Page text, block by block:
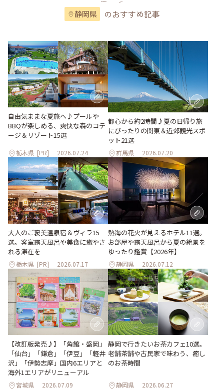
静岡県 のおすすめ記事
自由気ままな夏旅へ♪プールや
BBQが楽しめる、爽快な森のコテ
ージ＆リゾート15選
栃木県 [PR] 2026.07.24
都心から約2時間♪夏の日帰り旅
にぴったりの関東＆近郊観光スポ
ット21選
群馬県 2026.07.20
大人のご褒美温泉宿＆ヴィラ15
選。客室露天風呂や美食に癒やさ
れる滞在を
栃木県 [PR] 2026.07.17
熱海の花火が見えるホテル11選。
お部屋や露天風呂から夏の絶景を
ゆったり鑑賞【2026年】
静岡県 2026.07.12
【改訂版発売♪】「角館・盛岡」
「仙台」「鎌倉」「伊豆」「軽井
沢」「伊勢志摩」国内6エリアと
海外1エリアがリニューアル
宮城県 2026.07.09
静岡で行きたいお茶カフェ10選。
老舗茶舗や古民家で味わう、癒し
のお茶時間
静岡県 2026.06.27